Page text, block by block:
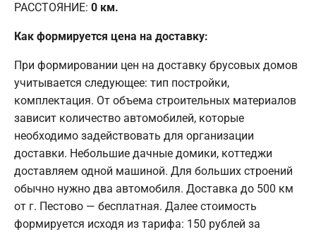
РАССТОЯНИЕ: 0 км.
Как формируется цена на доставку:
При формировании цен на доставку брусовых домов
учитывается следующее: тип постройки,
комплектация. От объема строительных материалов
зависит количество автомобилей, которые
необходимо задействовать для организации
доставки. Небольшие дачные домики, коттеджи
доставляем одной машиной. Для больших строений
обычно нужно два автомобиля. Доставка до 500 км
от г. Пестово — бесплатная. Далее стоимость
формируется исходя из тарифа: 150 рублей за